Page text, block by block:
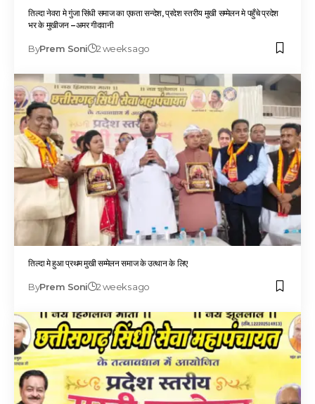
तिल्दा नेवरा मे गुंजा सिंधी समाज का एकता सन्देश, प्रदेश स्तरीय मुखी सम्मेलन मे पहुँचे प्रदेश
भर के मुखीजन –अमर गीदवानी
ByPrem Soni 2 weeks ago
तिल्दा मे हुआ प्रथम मुखी सम्मेलन समाज के उत्थान के लिए
ByPrem Soni 2 weeks ago